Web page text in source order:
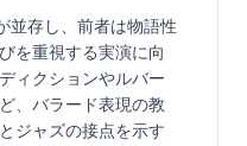
並存し、前者は物語性
を重視する実演に向
ィクションやルバー
、バラード表現の教
ジャズの接点を示す